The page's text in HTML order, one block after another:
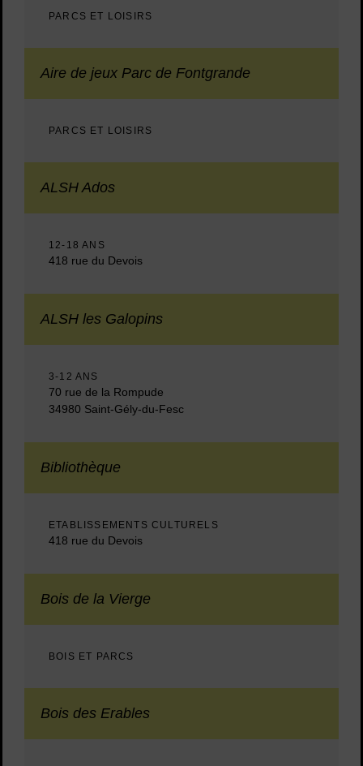
PARCS ET LOISIRS
Aire de jeux Parc de Fontgrande
PARCS ET LOISIRS
ALSH Ados
12-18 ANS
418 rue du Devois
ALSH les Galopins
3-12 ANS
70 rue de la Rompude
34980 Saint-Gély-du-Fesc
Bibliothèque
ETABLISSEMENTS CULTURELS
418 rue du Devois
Bois de la Vierge
BOIS ET PARCS
Bois des Erables